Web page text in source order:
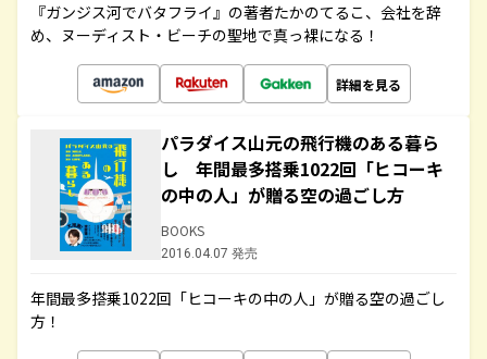
『ガンジス河でバタフライ』の著者たかのてるこ、会社を辞
め、ヌーディスト・ビーチの聖地で真っ裸になる！
詳細を見る
パラダイス山元の飛行機のある暮ら
し 年間最多搭乗1022回「ヒコーキ
の中の人」が贈る空の過ごし方
BOOKS
2016.04.07 発売
年間最多搭乗1022回「ヒコーキの中の人」が贈る空の過ごし
方！